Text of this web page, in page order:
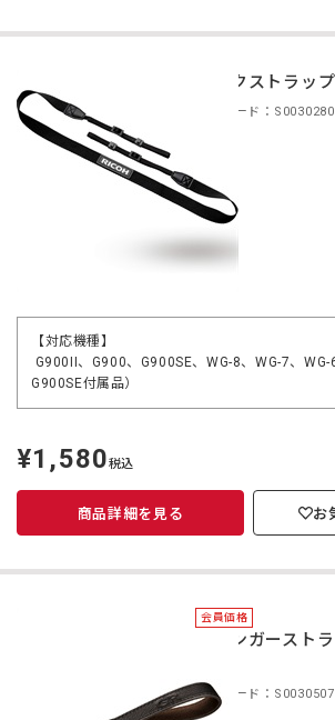
ネックストラッ
商品コード：S0030280
【対応機種】
G900II、G900、G900SE、WG-8、WG-7、WG-
G900SE付属品）
定
価
¥1,580税込
商品詳細を見る お
会員価格
フィンガースト
商品コード：S0030507